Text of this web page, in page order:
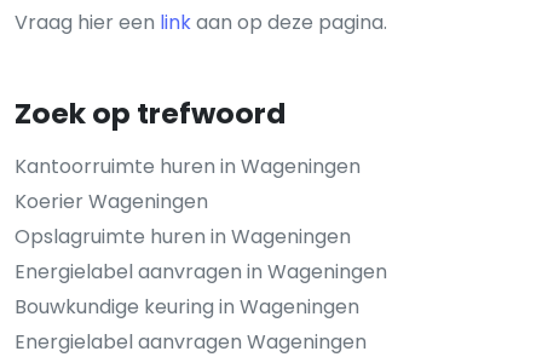
Vraag hier een linkaan op deze pagina.
Zoek op trefwoord
Kantoorruimte huren in Wageningen
Koerier Wageningen
Opslagruimte huren in Wageningen
Energielabel aanvragen in Wageningen
Bouwkundige keuring in Wageningen
Energielabel aanvragen Wageningen